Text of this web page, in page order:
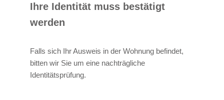
Ihre Identität muss bestätigt
werden
Falls sich Ihr Ausweis in der Wohnung befindet,
bitten wir Sie um eine nachträgliche
Identitätsprüfung.